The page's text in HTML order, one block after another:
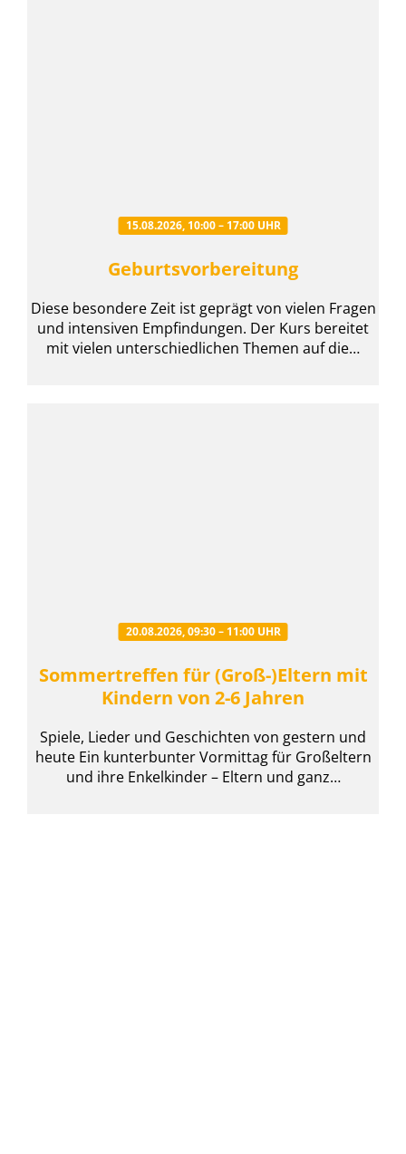
15.08.2026, 10:00 – 17:00 UHR
Geburtsvorbereitung
Diese besondere Zeit ist geprägt von vielen Fragen
und intensiven Empfindungen. Der Kurs bereitet
mit vielen unterschiedlichen Themen auf die…
20.08.2026, 09:30 – 11:00 UHR
Sommertreffen für (Groß-)Eltern mit
Kindern von 2-6 Jahren
Spiele, Lieder und Geschichten von gestern und
heute Ein kunterbunter Vormittag für Großeltern
und ihre Enkelkinder – Eltern und ganz…